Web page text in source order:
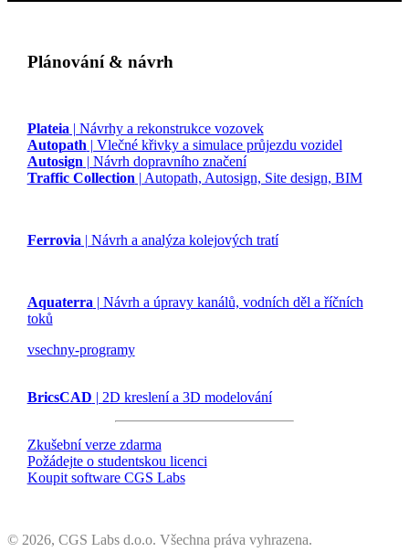
Plánování & návrh
Plateia | Návrhy a rekonstrukce vozovek
Autopath | Vlečné křivky a simulace průjezdu vozidel
Autosign | Návrh dopravního značení
Traffic Collection | Autopath, Autosign, Site design, BIM
Ferrovia | Návrh a analýza kolejových tratí
Aquaterra | Návrh a úpravy kanálů, vodních děl a říčních
toků
vsechny-programy
BricsCAD | 2D kreslení a 3D modelování
Zkušební verze zdarma
Požádejte o studentskou licenci
Koupit software CGS Labs
© 2026, CGS Labs d.o.o. Všechna práva vyhrazena.